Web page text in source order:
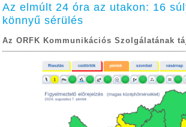
Az elmúlt 24 óra az utakon: 16
könnyű sérülés
Az ORFK Kommunikációs Szolgálatának